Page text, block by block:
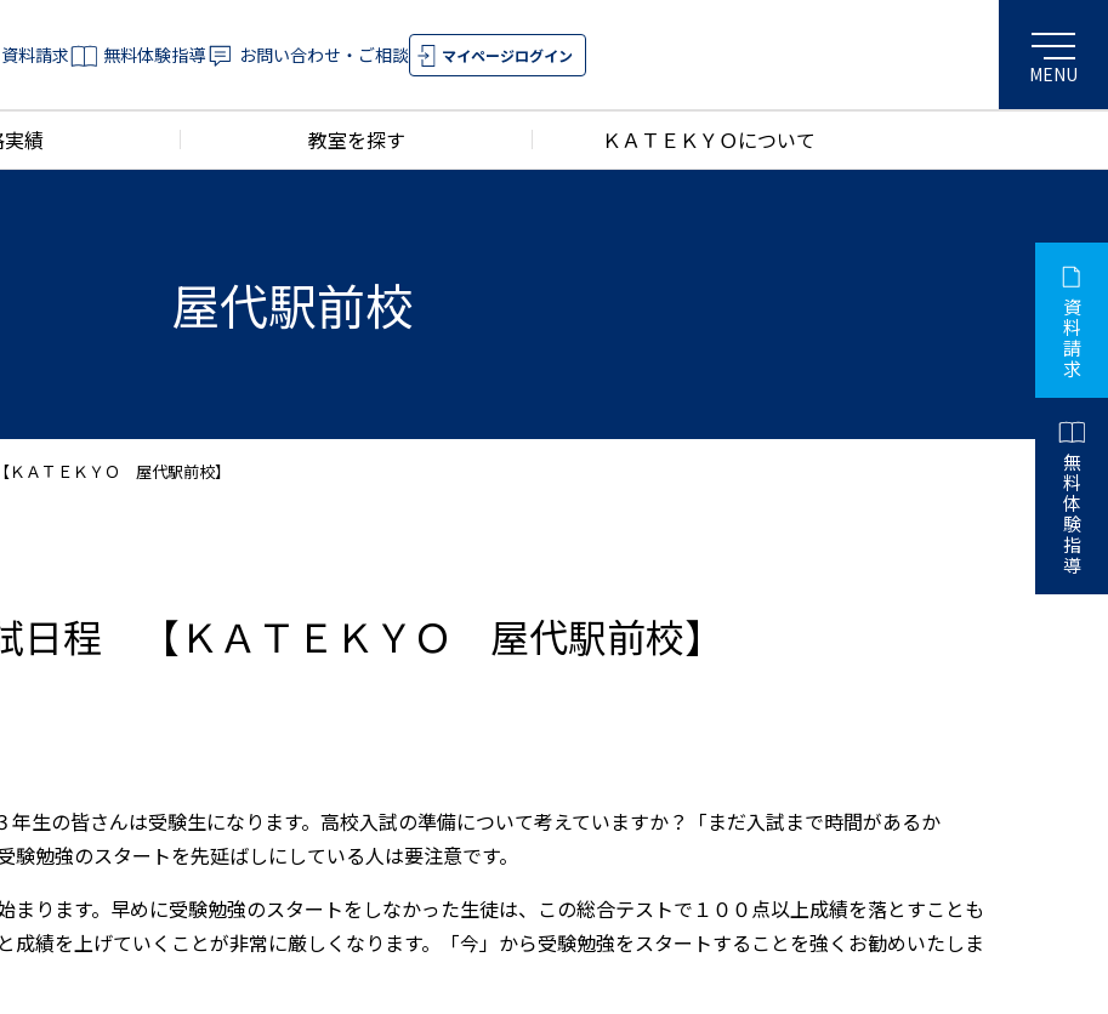
資料請求 無料体験指導 お問い合わせ・ご相談 マイページログイン
績 教室を探す ＫＡＴＥＫＹＯについて
屋代駅前校
ＡＴＥＫＹＯ 屋代駅前校】
日程 【ＫＡＴＥＫＹＯ 屋代駅前校】
生の皆さんは受験生になります。高校入試の準備について考えていますか？「まだ入試まで時間があるか
勉強のスタートを先延ばしにしている人は要注意です。
まります。早めに受験勉強のスタートをしなかった生徒は、この総合テストで１００点以上成績を落とすことも
績を上げていくことが非常に厳しくなります。「今」から受験勉強をスタートすることを強くお勧めいたしま
資
料
請
求
無
料
体
験
指
導